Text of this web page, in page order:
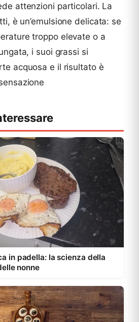
attenzioni particolari. La
è un’emulsione delicata: se
troppo elevate o a
i suoi grassi si
acquosa e il risultato è
in padella: la scienza della
nonne